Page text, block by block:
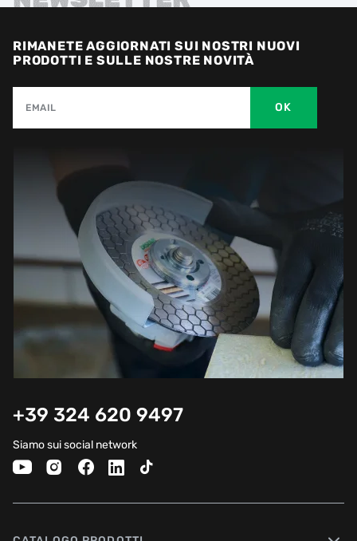
RIMANETE AGGIORNATI SUI NOSTRI NUOVI
PRODOTTI E SULLE NOSTRE NOVITÀ
EMAIL OK
+39 324 620 9497
Siamo sui social network